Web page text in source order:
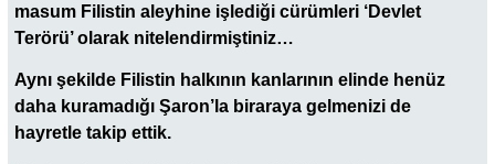
masum Filistin aleyhine işlediği cürümleri ‘Devlet
Terörü’ olarak nitelendirmiştiniz…
Aynı şekilde Filistin halkının kanlarının elinde henüz
daha kuramadığı Şaron’la biraraya gelmenizi de
hayretle takip ettik.